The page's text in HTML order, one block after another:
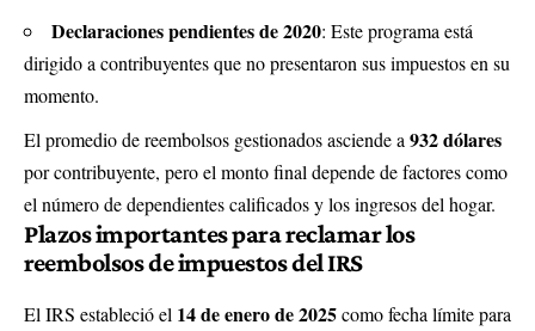
Declaraciones pendientes de 2020: Este programa está
dirigido a contribuyentes que no presentaron sus impuestos en su
momento.
El promedio de reembolsos gestionados asciende a 932 dólares
por contribuyente, pero el monto final depende de factores como
el número de dependientes calificados y los ingresos del hogar.
Plazos importantes para reclamar los
reembolsos de impuestos del IRS
El IRS estableció el 14 de enero de 2025como fecha límite para